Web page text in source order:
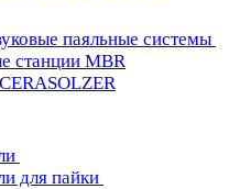
паяльные системы
станции MBR
для пайки